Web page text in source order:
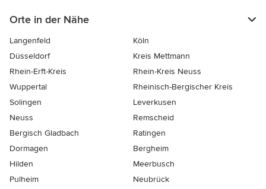
Orte in der Nähe
Langenfeld
Köln
Düsseldorf
Kreis Mettmann
Rhein-Erft-Kreis
Rhein-Kreis Neuss
Wuppertal
Rheinisch-Bergischer Kreis
Solingen
Leverkusen
Neuss
Remscheid
Bergisch Gladbach
Ratingen
Dormagen
Bergheim
Hilden
Meerbusch
Pulheim
Neubrück